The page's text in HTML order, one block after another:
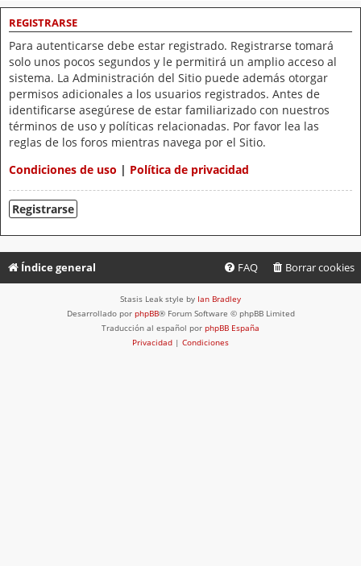
REGISTRARSE
Para autenticarse debe estar registrado. Registrarse tomará
solo unos pocos segundos y le permitirá un amplio acceso al
sistema. La Administración del Sitio puede además otorgar
permisos adicionales a los usuarios registrados. Antes de
identificarse asegúrese de estar familiarizado con nuestros
términos de uso y políticas relacionadas. Por favor lea las
reglas de los foros mientras navega por el Sitio.
Condiciones de uso | Política de privacidad
Registrarse
Índice general Borrar cookies
FAQ
Stasis Leak style by Ian Bradley
Desarrollado por phpBB® Forum Software © phpBB Limited
Traducción al español por phpBB España
Privacidad | Condiciones